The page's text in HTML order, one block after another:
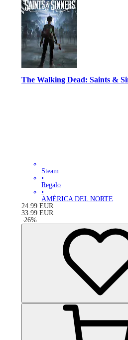
The Walking Dead: Saints &
Steam
•
Regalo
•
AMÉRICA DEL NORTE
24.99 EUR
33.99 EUR
-26%